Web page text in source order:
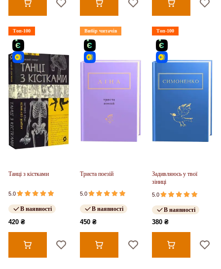
Топ-100
Танці з кістками
5.0
В наявності
420 ₴
Вибір читачів
Триста поезій
5.0
В наявності
450 ₴
Топ-100
Задивляюсь у твої
зіниці
5.0
В наявності
380 ₴